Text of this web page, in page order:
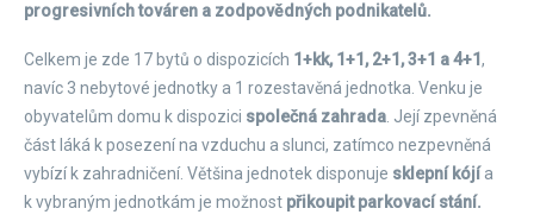
progresivních továren a zodpovědných podnikatelů.
Celkem je zde 17 bytů o dispozicích 1+kk, 1+1, 2+1, 3+1 a 4+1 ,
navíc 3 nebytové jednotky a 1 rozestavěná jednotka. Venku je
obyvatelům domu k dispozici společná zahrada . Její zpevněná
část láká k posezení na vzduchu a slunci, zatímco nezpevněná
vybízí k zahradničení. Většina jednotek disponuje sklepní kójía
k vybraným jednotkám je možnost přikoupit parkovací stání.